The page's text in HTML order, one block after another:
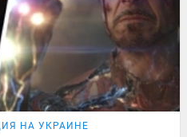
НА УКРАИНЕ